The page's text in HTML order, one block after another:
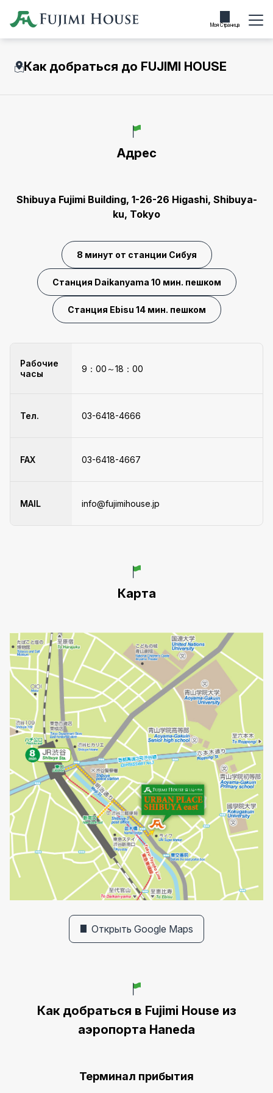
Моя Страница
Как добраться до FUJIMI HOUSE
Адрес
Shibuya Fujimi Building, 1-26-26 Higashi, Shibuya-
ku, Tokyo
8 минут от станции Сибуя
Станция Daikanyama 10 мин. пешком
Станция Ebisu 14 мин. пешком
Рабочие
часы
9：00～18：00
Тел. 03-6418-4666
FAX 03-6418-4667
MAIL info@fujimihouse.jp
Карта
Открыть Google Maps
Как добраться в Fujimi House из
аэропорта Haneda
Терминал прибытия